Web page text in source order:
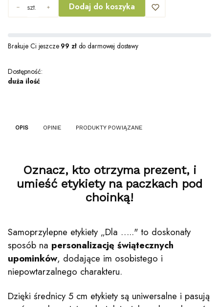
szt.
Dodaj do koszyka
Brakuje Ci jeszcze 99 złdo darmowej dostawy
Dostępność:
duża ilość
OPIS OPINIE PRODUKTY POWIĄZANE
Oznacz, kto otrzyma prezent, i
umieść etykiety na paczkach pod
choinką!
Samoprzylepne etykiety „Dla ….." to doskonały
sposób na personalizację świątecznych
upominków, dodające im osobistego i
niepowtarzalnego charakteru.
Dzięki średnicy 5 cm etykiety są uniwersalne i pasują